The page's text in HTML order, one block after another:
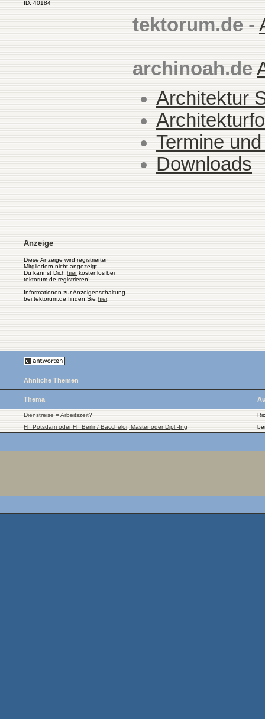
ID: 40184
tektorum.de -
archinoah.de
Architektur
Termine
Downloads
Anzeige
Diese Anzeige wird registrierten
Mitgliedern nicht angezeigt.
Du kannst Dich hierkostenlos bei
tektorum.de registrieren!
Informationen zur Anzeigenschaltung
bei tektorum.de finden Sie hier.
Ähnliche Themen
Thema
Dienstreise = Arbeitszeit?
Fh Potsdam oder Fh Berlin/ Bacchelor, Master oder Dipl.-Ing